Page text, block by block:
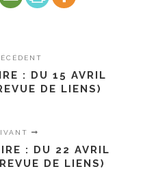
: DU 15 AVRIL
DE LIENS)
: DU 22 AVRIL
DE LIENS)